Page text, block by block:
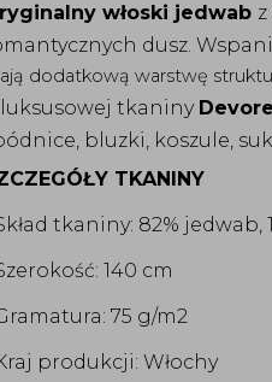
włoski jedwab
dusz.
dodatkową warstwę
tkaniny Devore
bluzki, koszule,
TKANINY
tkaniny: 82% jedwab,
140 cm
75 g/m2
produkcji: Włochy